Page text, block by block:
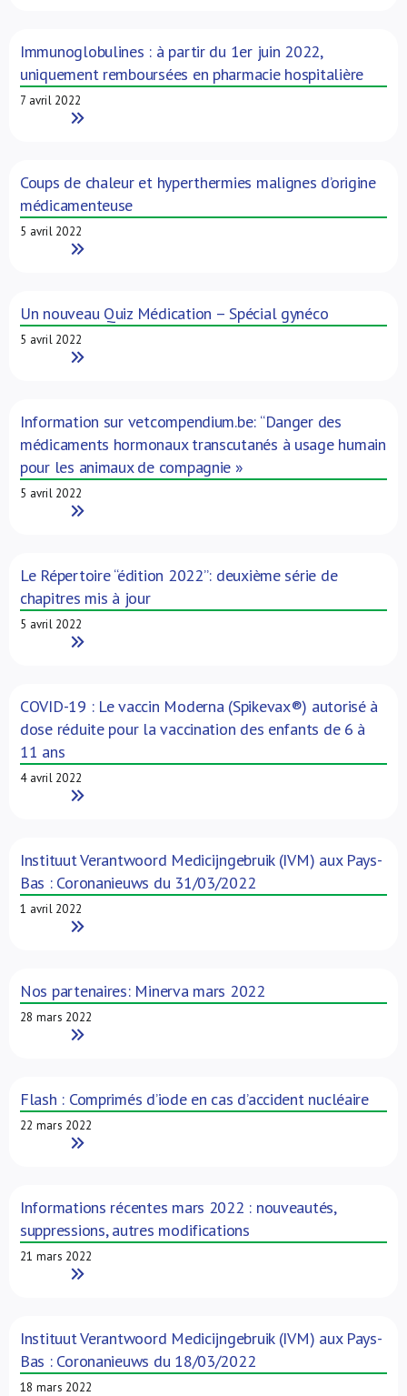
Immunoglobulines : à partir du 1er juin 2022,
uniquement remboursées en pharmacie hospitalière
7 avril 2022
Read More
Coups de chaleur et hyperthermies malignes d’origine
médicamenteuse
5 avril 2022
Read More
Un nouveau Quiz Médication – Spécial gynéco
5 avril 2022
Read More
Information sur vetcompendium.be: “Danger des
médicaments hormonaux transcutanés à usage humain
pour les animaux de compagnie »
5 avril 2022
Read More
Le Répertoire “édition 2022”: deuxième série de
chapitres mis à jour
5 avril 2022
Read More
COVID-19 : Le vaccin Moderna (Spikevax®) autorisé à
dose réduite pour la vaccination des enfants de 6 à
11 ans
4 avril 2022
Read More
Instituut Verantwoord Medicijngebruik (IVM) aux Pays-
Bas : Coronanieuws du 31/03/2022
1 avril 2022
Read More
Nos partenaires: Minerva mars 2022
28 mars 2022
Read More
Flash : Comprimés d’iode en cas d’accident nucléaire
22 mars 2022
Read More
Informations récentes mars 2022 : nouveautés,
suppressions, autres modifications
21 mars 2022
Read More
Instituut Verantwoord Medicijngebruik (IVM) aux Pays-
Bas : Coronanieuws du 18/03/2022
18 mars 2022